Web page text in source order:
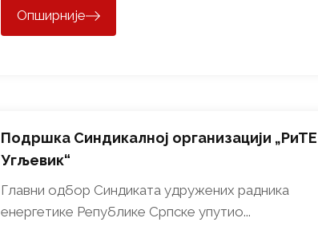
Опширније
Подршка Синдикалној организацији „РиТЕ
Угљевик“
Главни одбор Синдиката удружених радника
енергетике Републике Српске упутио...